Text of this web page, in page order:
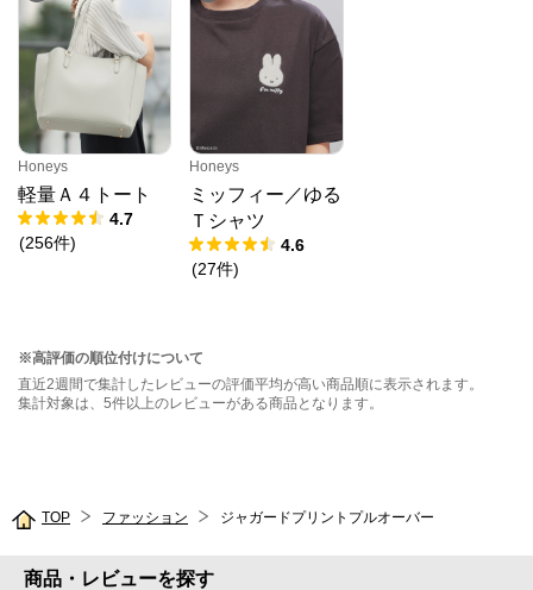
Honeys
軽量Ａ４トート
4.7
(256件)
Honeys
ミッフィー／ゆる
Ｔシャツ
4.6
(27件)
※高評価の順位付けについて
直近2週間で集計したレビューの評価平均が高い商品順に表示されます。
集計対象は、5件以上のレビューがある商品となります。
TOP ファッション ジャガードプリントプルオーバー
商品・レビューを探す